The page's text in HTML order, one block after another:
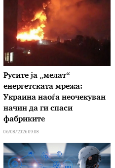
Русите ја „мелат“
енергетската мрежа:
Украина наоѓа неочекуван
начин да ги спаси
фабриките
06/08/2026 09:08